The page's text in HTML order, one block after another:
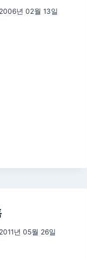
2006년 02월 13일
2011년 05월 26일